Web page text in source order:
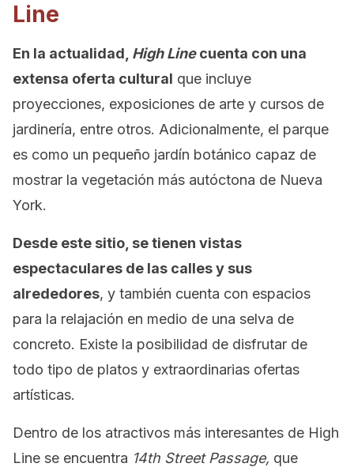
Line
En la actualidad, High Linecuenta con una
extensa oferta cultural que incluye
proyecciones, exposiciones de arte y cursos de
jardinería, entre otros. Adicionalmente, el parque
es como un pequeño jardín botánico capaz de
mostrar la vegetación más autóctona de Nueva
York.
Desde este sitio, se tienen vistas
espectaculares de las calles y sus
alrededores, y también cuenta con espacios
para la relajación en medio de una selva de
concreto. Existe la posibilidad de disfrutar de
todo tipo de platos y extraordinarias ofertas
artísticas.
Dentro de los atractivos más interesantes de High
Line se encuentra 14th Street Passage, que